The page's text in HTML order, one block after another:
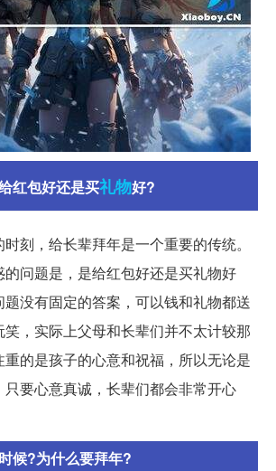
红包好还是买礼物好?
刻，给长辈拜年是一个重要的传统。
问题是，是给红包好还是买礼物好
没有固定的答案，可以钱和礼物都送
，实际上父母和长辈们并不太计较那
的是孩子的心意和祝福，所以无论是
要心意真诚，长辈们都会非常开心
候?为什么要拜年?